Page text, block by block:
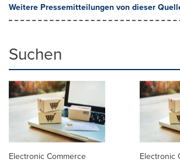
Weitere Pressemitteilungen von dieser
Suchen
Electronic Commerce Electronic